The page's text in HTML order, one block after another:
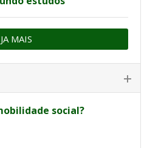
MAIS
social?